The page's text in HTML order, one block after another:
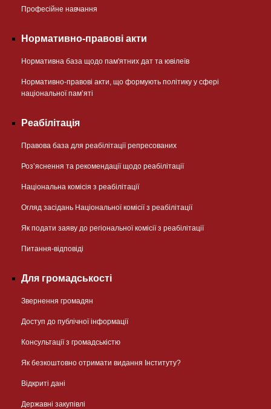
Професійне навчання
Нормативно-правові акти
Нормативна база щодо пам'ятних дат та ювілеїв
Нормативно-правові акти, що формують політику у сфері
національної памʼяті
Реабілітація
Правова база для реабілітації репресованих
Розʼяснення та рекомендації щодо реабілітації
Національна комісія з реабілітації
Огляд засідань Національної комісії з реабілітації
Як подати заяву до регіональної комісії з реабілітації
Питання-відповіді
Для громадськості
Звернення громадян
Доступ до публічної інформації
Консультації з громадськістю
Як безкоштовно отримати видання Інституту?
Відкриті дані
Державні закупівлі